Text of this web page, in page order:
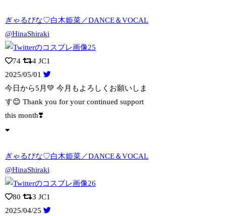
ぎゃるぴな♡白木姫菜／DANCE＆VOCAL
@HinaShiraki
74 4 JC1
2025/05/01
今日から5月💚 今月もよろしくお願いしま
す😊 Thank you for your continued support
this month❣️
ぎゃるぴな♡白木姫菜／DANCE＆VOCAL
@HinaShiraki
80 3 JC1
2025/04/25